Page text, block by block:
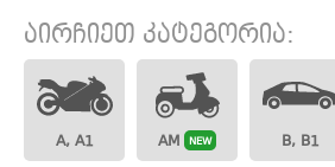
აირჩიეთ კატეგორია:
A, A1 AM NEW B, B1